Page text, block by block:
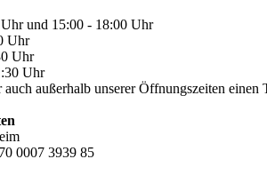
und 15:00 - 18:00 Uhr
Uhr
Uhr
Uhr
außerhalb unserer Öffnungszeiten einen
0007 3939 85